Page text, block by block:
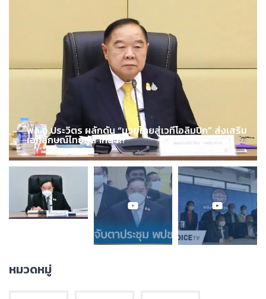
พล.อ.ประวิตร ผลักดัน “มวยไทยสู่เวทีโอลิมปิก” ส่งเสริม
เอกลักษณ์ไทยสู่สากล !!!
หมวดหมู่